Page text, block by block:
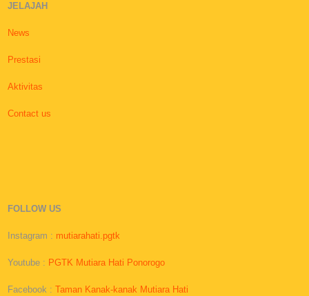
JELAJAH
News
Prestasi
Aktivitas
Contact us
FOLLOW US
Instagram : mutiarahati.pgtk
Youtube : PGTK Mutiara Hati Ponorogo
Facebook :Taman Kanak-kanak Mutiara Hati